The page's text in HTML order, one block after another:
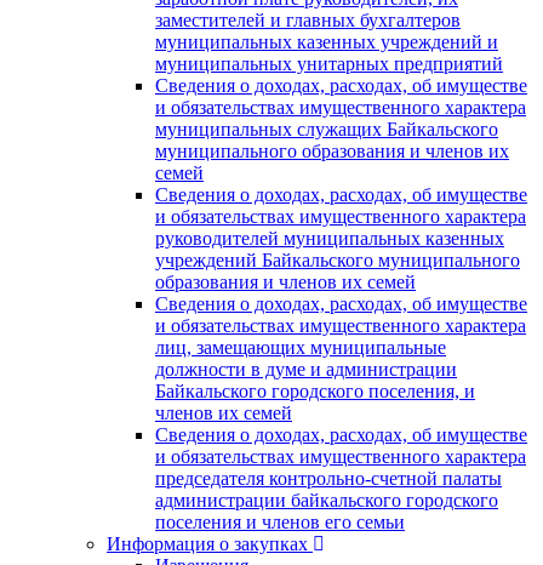
заместителей и главных бухгалтеров
муниципальных казенных учреждений и
муниципальных унитарных предприятий
Сведения о доходах, расходах, об имуществе
и обязательствах имущественного характера
муниципальных служащих Байкальского
муниципального образования и членов их
семей
Сведения о доходах, расходах, об имуществе
и обязательствах имущественного характера
руководителей муниципальных казенных
учреждений Байкальского муниципального
образования и членов их семей
Сведения о доходах, расходах, об имуществе
и обязательствах имущественного характера
лиц, замещающих муниципальные
должности в думе и администрации
Байкальского городского поселения, и
членов их семей
Сведения о доходах, расходах, об имуществе
и обязательствах имущественного характера
председателя контрольно-счетной палаты
администрации байкальского городского
поселения и членов его семьи
Информация о закупках